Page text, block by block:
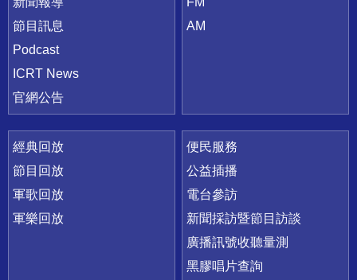
節目訊息
Podcast
ICRT News
官網公告
AM
經典回放
節目回放
軍歌回放
軍樂回放
便民服務
公益插播
電台參訪
新聞採訪暨節目訪談
廣播訊號收聽量測
黑膠唱片查詢